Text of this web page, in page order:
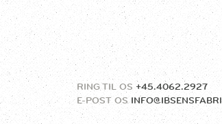
RING TIL OS +45.4062.2927
E-POST OS